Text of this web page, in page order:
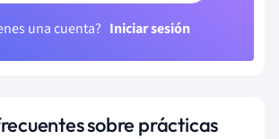
una cuenta? Iniciar sesión
sobre prácticas